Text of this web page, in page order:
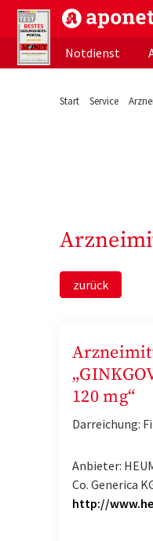
aponet.de -
Notdienst
Start Service
zurück
120 mg“
Darreichung:
Anbieter:
Co. Generica
http://